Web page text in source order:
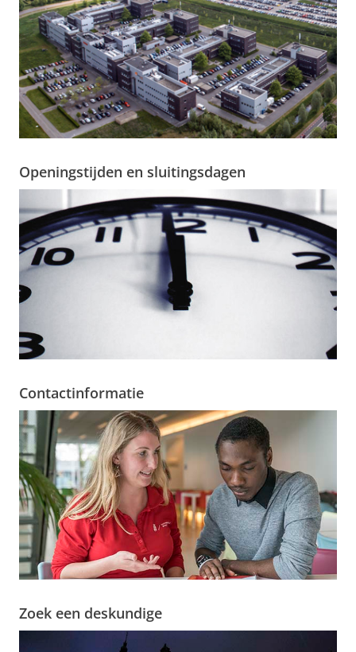
Openingstijden en sluitingsdagen
Contactinformatie
Zoek een deskundige